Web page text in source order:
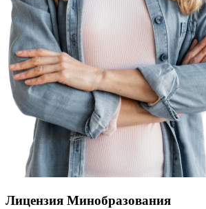
Лицензия Минобразования